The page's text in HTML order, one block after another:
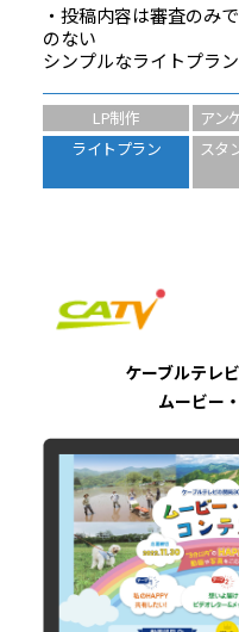
・投稿内容は審査のみ
のない
シンプルなライトプラ
LP制作 アン
ライトプラン
スタ
ケーブルテレ
ムービー